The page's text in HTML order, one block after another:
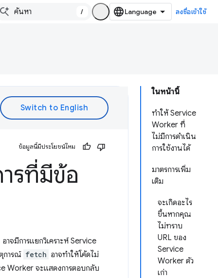
/ ลงชื่อเข้าใช้
ในหน้านี้
ทำให้ Service
Worker ที่
ไม่มีการดำเนิน
การใช้งานได้
มาตรการเพิ่ม
เติม
จะเกิดอะไร
ขึ้นหากคุณ
ไม่ทราบ
URL ของ
Service
Worker ตัว
เก่า
ข้อมูลนี้มีประโยชน์ไหม
รที่มีข้อ
จมีการแยกวิเคราะห์ Service
การณ์ fetch อาจทำให้โค้ดไม่
Worker จะแสดงการตอบกลับ